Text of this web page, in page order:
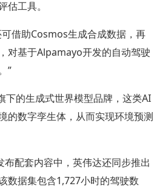
估工具。
借助Cosmos生成合成数据，再
对基于Alpamayo开发的自动驾驶
”
下的生成式世界模型品牌，这类AI
的数字孪生体，从而实现环境预测
配套内容中，英伟达还同步推出
数据集包含1,727小时的驾驶数